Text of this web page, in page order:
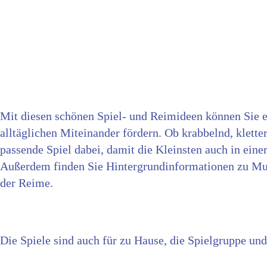
Mit diesen schönen Spiel- und Reimideen können
alltäglichen Miteinander fördern. Ob krabbelnd,
passende Spiel dabei, damit die Kleinsten auch in
Außerdem finden Sie Hintergrundinformationen zu
der Reime.
Die Spiele sind auch für zu Hause, die Spielgruppe